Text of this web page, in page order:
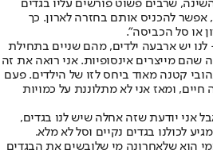
שרבים פשוט פורשים עליו בגדים
אפשר להכניס אותם בחזרה לארון. כך
או סל הכביסה".
לנו יש ארבעה ילדים, מהם שניים בתחילת
שהם מייצרים אינסופיות. אני רואה את זה
קטנה מאוד ביחס לזו של הילדים. פעם
ומאז אני לא מתלוננת על כמויות
אני יודעת שזה אחלה שיש לנו בגדים,
לכולנו בגדים נקיים וסל לא מלא.
הוא שלאחרונה מי שלובשים את הבגדים